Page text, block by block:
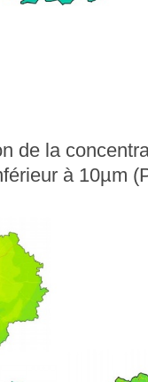
de la
à 10µm